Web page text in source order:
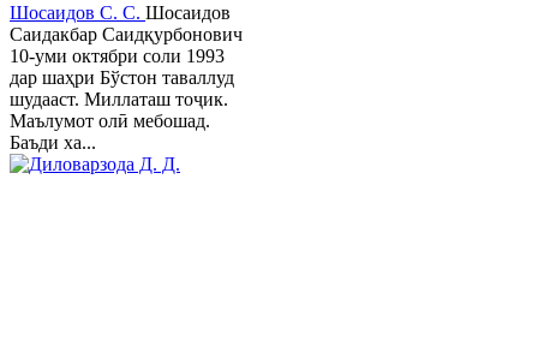
Шосаидов С. С. Шосаидов
Саидакбар Саидқурбонович
10-уми октябри соли 1993
дар шаҳри Бўстон таваллуд
шудааст. Миллаташ тоҷик.
Маълумот олӣ мебошад.
Баъди ха...